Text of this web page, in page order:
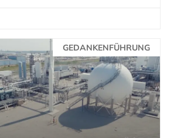
GEDANKENFÜHRUNG